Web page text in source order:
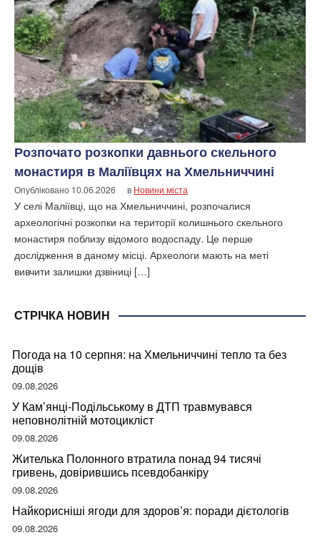
Розпочато розкопки давнього скельного
монастиря в Маліївцях на Хмельниччині
Опубліковано 10.06.2026 в Новини міста
У селі Маліївці, що на Хмельниччині, розпочалися
археологічні розкопки на території колишнього скельного
монастиря поблизу відомого водоспаду. Це перше
дослідження в даному місці. Археологи мають на меті
вивчити залишки дзвіниці […]
СТРІЧКА НОВИН
Погода на 10 серпня: на Хмельниччині тепло та без
дощів
09.08.2026
У Кам’янці-Подільському в ДТП травмувався
неповнолітній мотоцикліст
09.08.2026
Жителька Полонного втратила понад 94 тисячі
гривень, довірившись псевдобанкіру
09.08.2026
Найкорисніші ягоди для здоров’я: поради дієтологів
09.08.2026